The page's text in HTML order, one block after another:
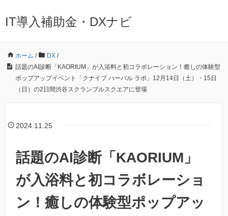
IT導入補助金・DXナビ
ホーム / DX /
話題のAI診断「KAORIUM」が入浴料と初コラボレーション！癒しの体験型
ポップアップイベント「クナイプ ハーバル ラボ」12月14日（土）・15日
（日）の2日間渋谷スクランブルスクエアに登場
2024.11.25
話題のAI診断「KAORIUM」
が入浴料と初コラボレーショ
ン！癒しの体験型ポップアッ